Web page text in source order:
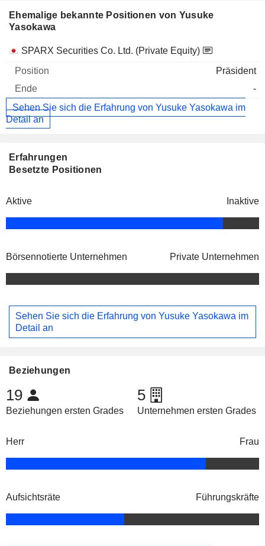
Ehemalige bekannte Positionen von Yusuke
Yasokawa
Unternehmen Position Ende
SPARX Securities Co. Ltd. (Private Equity)
Präsident
-
Sehen Sie sich die Erfahrung von Yusuke Yasokawa im
Detail an
Erfahrungen
Besetzte Positionen
Aktive Inaktive
Börsennotierte Unternehmen Private Unternehmen
Sehen Sie sich die Erfahrung von Yusuke Yasokawa im
Detail an
Beziehungen
19
Beziehungen ersten Grades
5
Unternehmen ersten Grades
Herr Frau
Aufsichtsräte Führungskräfte